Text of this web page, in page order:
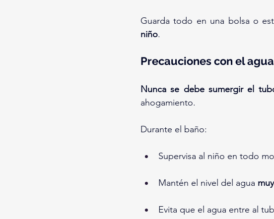
Guarda todo en una bolsa o
niño.
Precauciones con el agua
Nunca se debe sumergir el
ahogamiento.
Durante el baño:
Supervisa al niño en todo
Mantén el nivel del agua
Evita que el agua entre al